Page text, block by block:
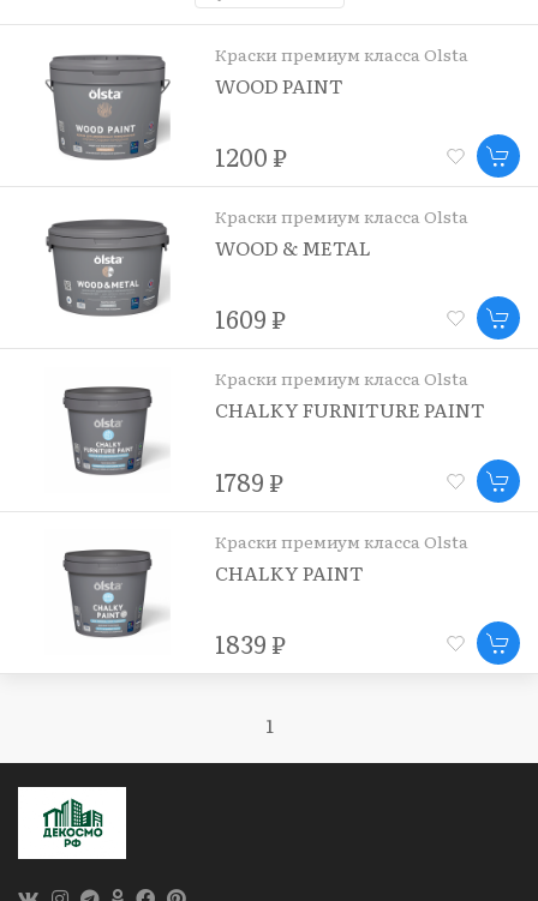
Краски премиум класса Olsta
WOOD PAINT
1200 ₽
Краски премиум класса Olsta
WOOD & METAL
1609 ₽
Краски премиум класса Olsta
CHALKY FURNITURE PAINT
1789 ₽
Краски премиум класса Olsta
CHALKY PAINT
1839 ₽
1